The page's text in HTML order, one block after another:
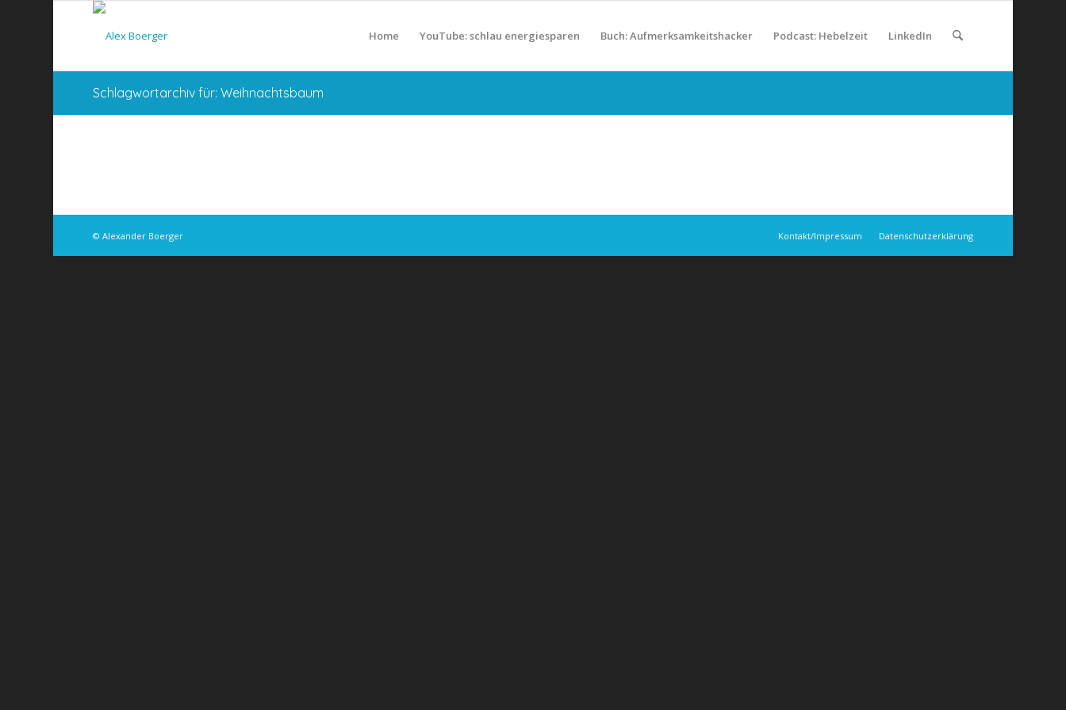
Home YouTube: schlau energiesparen Buch: Aufmerksamkeitshacker Podcast: Hebelzeit LinkedIn
Schlagwortarchiv für: Weihnachtsbaum
© Alexander Boerger Kontakt/Impressum Datenschutzerklärung